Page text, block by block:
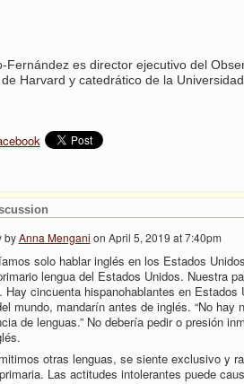
Fernández es director ejecutivo del
Harvard y catedrático de la Universidad
byAnna Mengani on April 5, 2019 at 7:40pm
solo hablar inglés en los Estados
lengua del Estados Unidos. Nuestra
Hay cincuenta hispanohablantes en
mundo, mandarín antes de inglés. “No
de lenguas.” No debería pedir o presión
otras lenguas, se siente exclusivo y
Las actitudes intolerantes puede